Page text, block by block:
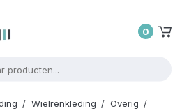
0
Wielrenkleding
Overig